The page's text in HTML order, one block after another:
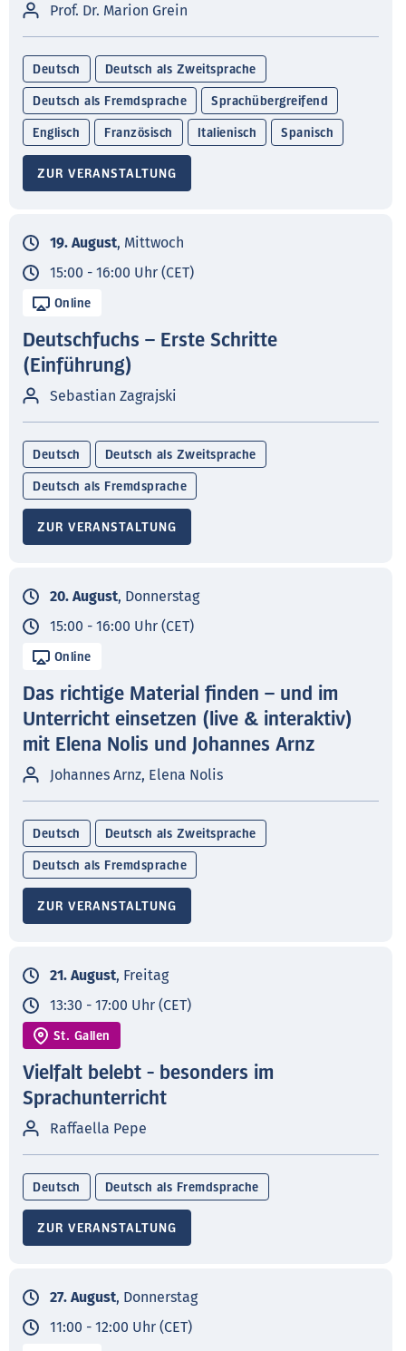
Prof. Dr. Marion Grein
Deutsch Deutsch als Zweitsprache
Deutsch als Fremdsprache Sprachübergreifend
Englisch Französisch Italienisch Spanisch
ZUR VERANSTALTUNG
19. August, Mittwoch
15:00 - 16:00 Uhr (CET)
Online
Deutschfuchs – Erste Schritte
(Einführung)
Sebastian Zagrajski
Deutsch Deutsch als Zweitsprache
Deutsch als Fremdsprache
ZUR VERANSTALTUNG
20. August, Donnerstag
15:00 - 16:00 Uhr (CET)
Online
Das richtige Material finden – und im
Unterricht einsetzen (live & interaktiv)
mit Elena Nolis und Johannes Arnz
Johannes Arnz, Elena Nolis
Deutsch Deutsch als Zweitsprache
Deutsch als Fremdsprache
ZUR VERANSTALTUNG
21. August, Freitag
13:30 - 17:00 Uhr (CET)
St. Gallen
Vielfalt belebt - besonders im
Sprachunterricht
Raffaella Pepe
Deutsch Deutsch als Fremdsprache
ZUR VERANSTALTUNG
27. August, Donnerstag
11:00 - 12:00 Uhr (CET)